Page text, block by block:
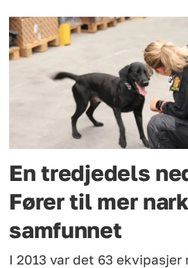
En tredjedels
Fører til mer
samfunnet
I 2013 var det 63 ekvipasjer